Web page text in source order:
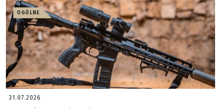
OGÓLNE
31.07.2026